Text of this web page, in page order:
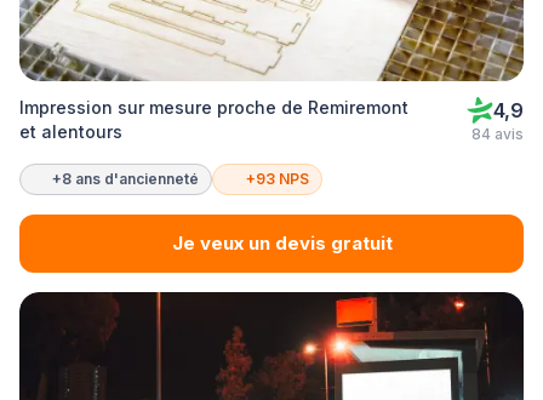
Impression sur mesure proche de Remiremont
et alentours
4,9
84 avis
+8 ans d'ancienneté +93 NPS
Je veux un devis gratuit